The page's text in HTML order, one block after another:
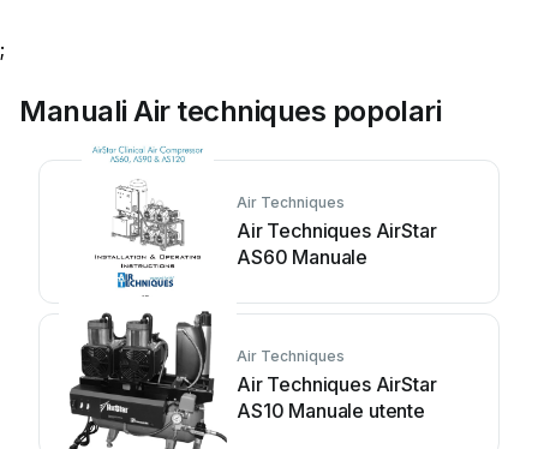
;
Manuali Air techniques popolari
Air Techniques
Air Techniques AirStar
AS60 Manuale
Air Techniques
Air Techniques AirStar
AS10 Manuale utente